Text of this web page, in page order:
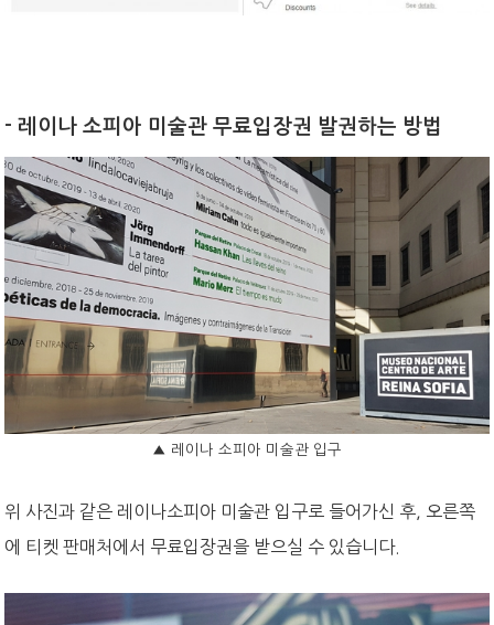
- 레이나 소피아 미술관 무료입장권 발권하는 방법
▲ 레이나 소피아 미술관 입구
위 사진과 같은 레이나소피아 미술관 입구로 들어가신 후, 오른쪽
에 티켓 판매처에서 무료입장권을 받으실 수 있습니다.